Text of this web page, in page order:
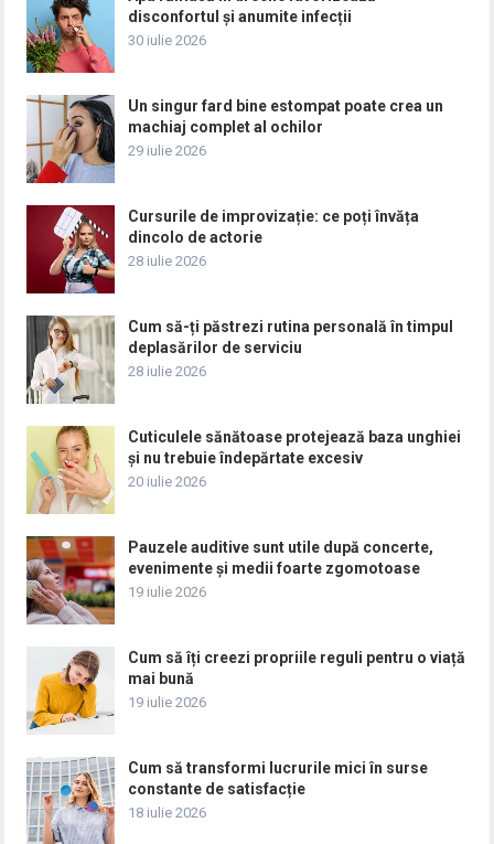
disconfortul și anumite infecții
30 iulie 2026
Un singur fard bine estompat poate crea un
machiaj complet al ochilor
29 iulie 2026
Cursurile de improvizație: ce poți învăța
dincolo de actorie
28 iulie 2026
Cum să-ți păstrezi rutina personală în timpul
deplasărilor de serviciu
28 iulie 2026
Cuticulele sănătoase protejează baza unghiei
și nu trebuie îndepărtate excesiv
20 iulie 2026
Pauzele auditive sunt utile după concerte,
evenimente și medii foarte zgomotoase
19 iulie 2026
Cum să îți creezi propriile reguli pentru o viață
mai bună
19 iulie 2026
Cum să transformi lucrurile mici în surse
constante de satisfacție
18 iulie 2026